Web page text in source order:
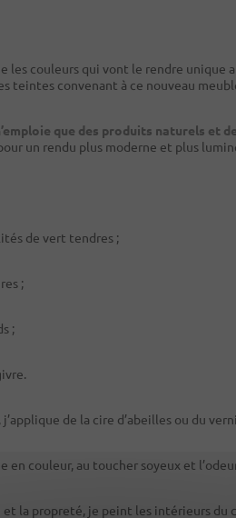
les couleurs qui vont le rendre
teintes convenant à ce nouveau
que des produits naturels et
un rendu plus moderne et plus
de vert tendres ;
;
;
de la cire d’abeilles ou du
en couleur, au toucher soyeux et
la propreté, je peint les intérieurs du